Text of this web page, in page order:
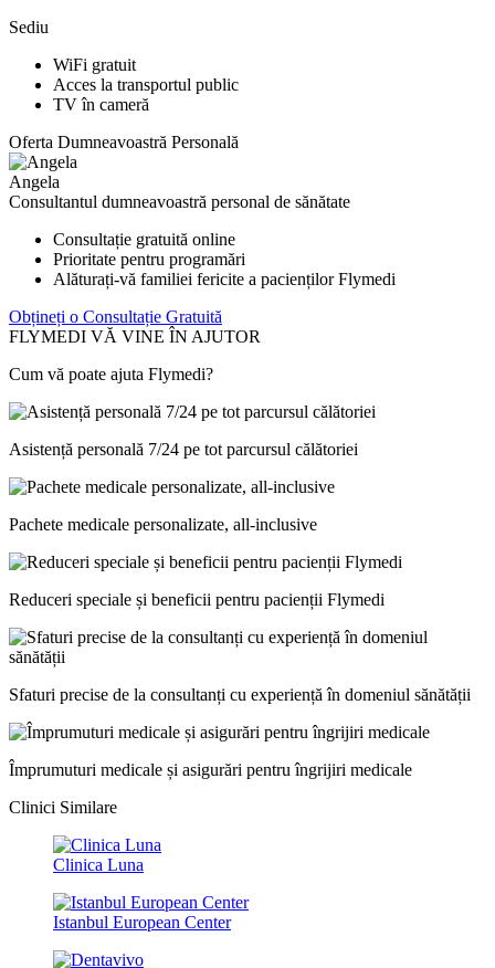
Sediu
WiFi gratuit
Acces la transportul public
TV în cameră
Oferta Dumneavoastră Personală
Angela
Consultantul dumneavoastră personal de sănătate
Consultație gratuită online
Prioritate pentru programări
Alăturați-vă familiei fericite a pacienților Flymedi
Obțineți o Consultație Gratuită
FLYMEDI VĂ VINE ÎN AJUTOR
Cum vă poate ajuta Flymedi?
Asistență personală 7/24 pe tot parcursul călătoriei
Pachete medicale personalizate, all-inclusive
Reduceri speciale și beneficii pentru pacienții Flymedi
Sfaturi precise de la consultanți cu experiență în domeniul sănătății
Împrumuturi medicale și asigurări pentru îngrijiri medicale
Clinici Similare
Clinica Luna
Istanbul European Center